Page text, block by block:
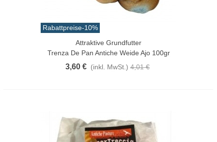
Rabattpreise-10%
Attraktive Grundfutter
Trenza De Pan Antiche Weide Ajo 100gr
3,60 € (inkl. MwSt.) 4,01 €